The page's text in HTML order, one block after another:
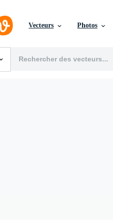
Vecteurs Photos